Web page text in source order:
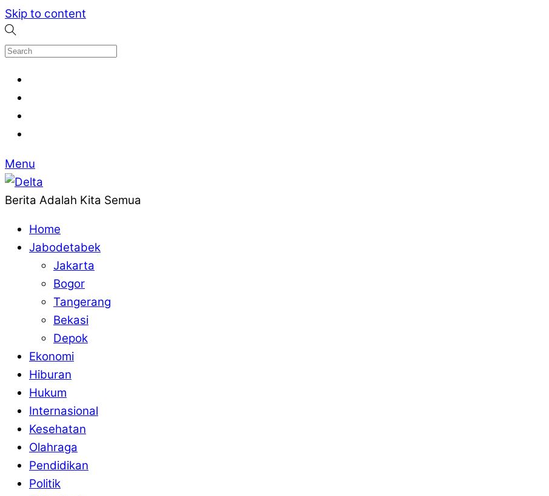
Skip to content
Menu
Berita Adalah Kita Semua
Home
Jabodetabek
Jakarta
Bogor
Tangerang
Bekasi
Depok
Ekonomi
Hiburan
Hukum
Internasional
Kesehatan
Olahraga
Pendidikan
Politik